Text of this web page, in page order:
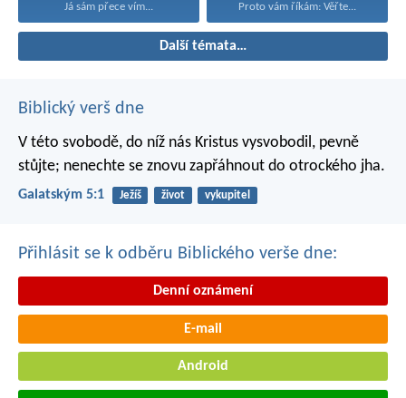
Já sám přece vím... Proto vám říkám: Věřte...
Další témata…
Biblický verš dne
V této svobodě, do níž nás Kristus vysvobodil, pevně
stůjte; nenechte se znovu zapřáhnout do otrockého jha.
Galatským 5:1 Ježíš život vykupitel
Přihlásit se k odběru Biblického verše dne:
Denní oznámení
E-mail
Android